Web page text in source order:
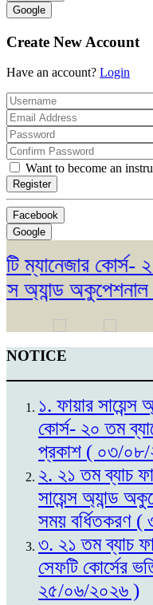
Google
Create New Account
Have an account? Login
Want to become an
Register
Facebook
Google
কোর্স- ২১তম
অকুপেশনাল
NOTICE
১. ফায়ার সায়েন্স
কোর্স- ২০ তম
প্রকাশ ( ০৩/
২. ২১ তম ব্যাচ
সায়েন্স অ্যান্ড
সময় বর্ধিতকরণ
৩. ২১ তম ব্যাচ
সেফটি কোর্সের
২৫/০৬/২০২৬ )